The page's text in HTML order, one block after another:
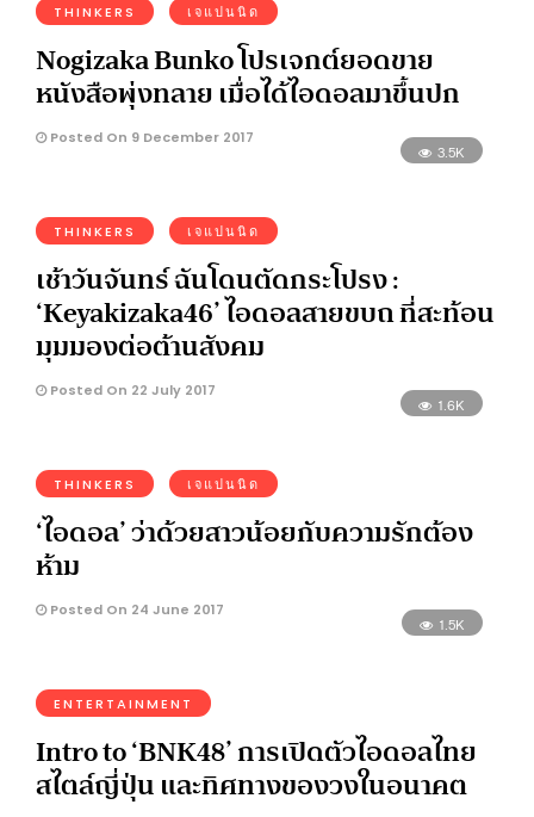
THINKERS เจแปนนิด
Nogizaka Bunko โปรเจกต์ยอดขาย
หนังสือพุ่งทลาย เมื่อได้ไอดอลมาขึ้นปก
Posted On 9 December 2017
3.5K
THINKERS เจแปนนิด
เช้าวันจันทร์ ฉันโดนตัดกระโปรง :
‘Keyakizaka46’ ไอดอลสายขบถ ที่สะท้อน
มุมมองต่อต้านสังคม
Posted On 22 July 2017
1.6K
THINKERS เจแปนนิด
‘ไอดอล’ ว่าด้วยสาวน้อยกับความรักต้อง
ห้าม
Posted On 24 June 2017
1.5K
ENTERTAINMENT
Intro to ‘BNK48’ การเปิดตัวไอดอลไทย
สไตล์ญี่ปุ่น และทิศทางของวงในอนาคต